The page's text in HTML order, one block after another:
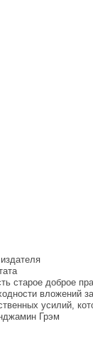
старое доброе
вложений
усилий,
Грэм